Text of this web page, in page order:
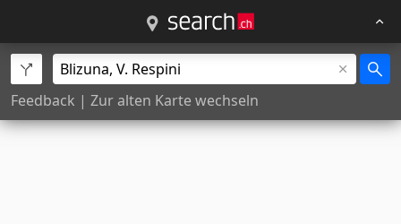
Feedback | Zur alten Karte wechseln